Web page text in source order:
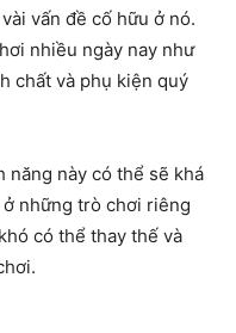
vấn đề cố hữu ở nó.
nhiều ngày nay như
chất và phụ kiện quý
năng này có thể sẽ khá
những trò chơi riêng
có thể thay thế và